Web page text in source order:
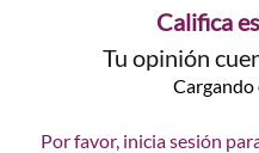
Califica
Tu opinión
Cargando
Por favor, inicia sesión